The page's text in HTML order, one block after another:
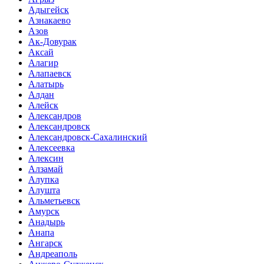
Адыгейск
Азнакаево
Азов
Ак-Довурак
Аксай
Алагир
Алапаевск
Алатырь
Алдан
Алейск
Александров
Александровск
Александровск-Сахалинский
Алексеевка
Алексин
Алзамай
Алупка
Алушта
Альметьевск
Амурск
Анадырь
Анапа
Ангарск
Андреаполь